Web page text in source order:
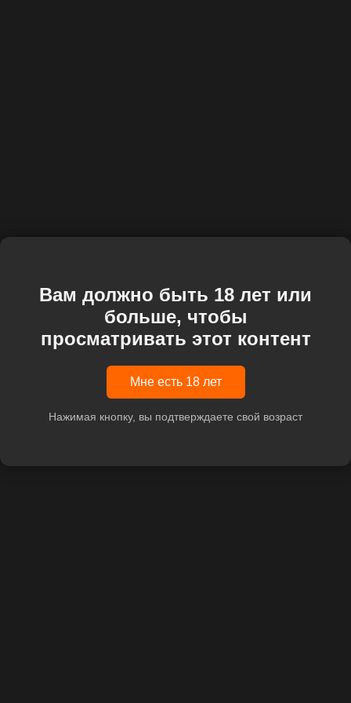
Вам должно быть 18 лет или
больше, чтобы
просматривать этот контент
Мне есть 18 лет
Нажимая кнопку, вы подтверждаете свой возраст